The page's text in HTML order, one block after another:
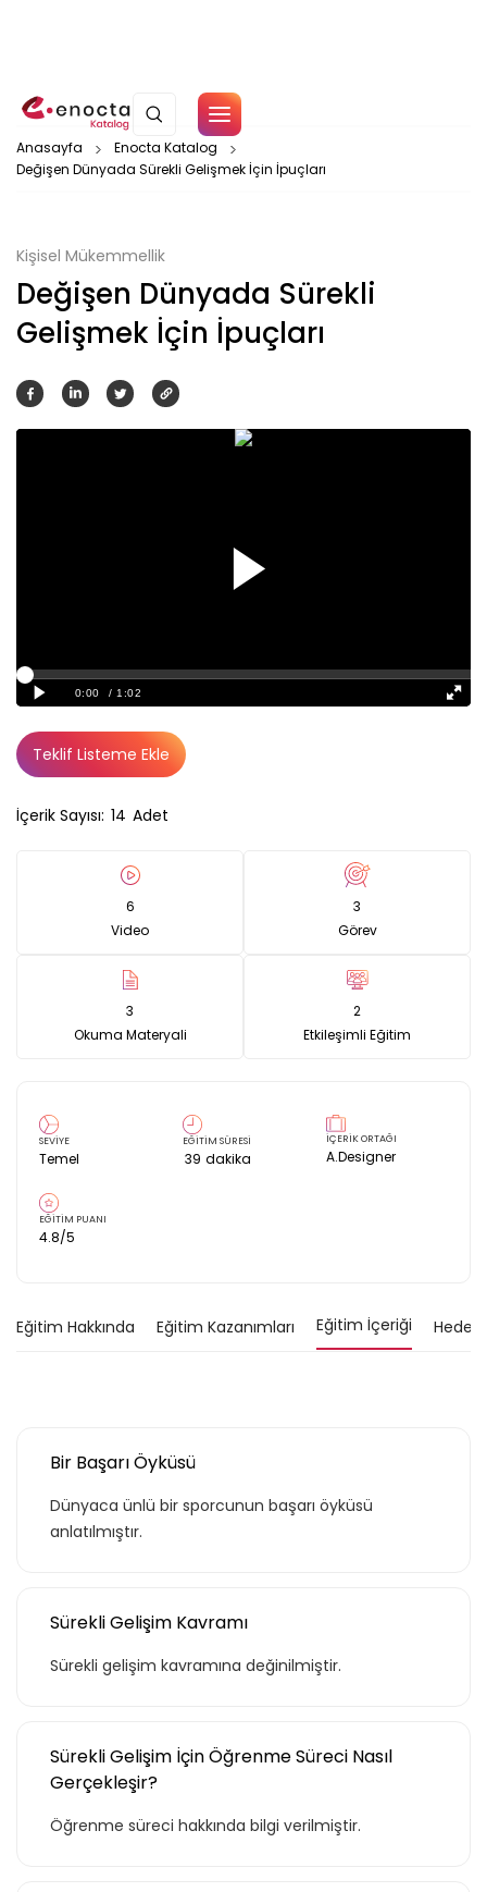
Çerez Politikamız
Anasayfa
Enocta Katalog
Değişen Dünyada Sürekli Gelişmek İçin İpuçları
Kişisel Mükemmellik
Değişen Dünyada Sürekli
Gelişmek İçin İpuçları
İçerik Sayısı: 14 Adet
6
Video
3
Görev
3
Okuma Materyali
2
Etkileşimli Eğitim
SEVİYE
Temel
EĞİTİM SÜRESİ
39 dakika
İÇERİK ORTAĞI
A.Designer
EĞİTİM PUANI
4.8/5
Teklif Listeme Ekle
Eğitim Hakkında Eğitim Kazanımları Eğitim İçeriği Hedef
Bir Başarı Öyküsü
Dünyaca ünlü bir sporcunun başarı öyküsü
anlatılmıştır.
Sürekli Gelişim Kavramı
Sürekli gelişim kavramına değinilmiştir.
Sürekli Gelişim İçin Öğrenme Süreci Nasıl
Gerçekleşir?
Öğrenme süreci hakkında bilgi verilmiştir.